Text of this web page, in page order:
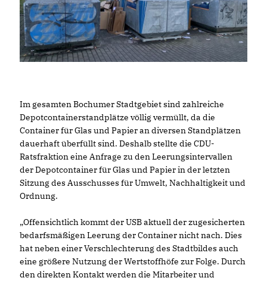
Im gesamten Bochumer Stadtgebiet sind zahlreiche
Depotcontainerstandplätze völlig vermüllt, da die
Container für Glas und Papier an diversen Standplätzen
dauerhaft überfüllt sind. Deshalb stellte die CDU-
Ratsfraktion eine Anfrage zu den Leerungsintervallen
der Depotcontainer für Glas und Papier in der letzten
Sitzung des Ausschusses für Umwelt, Nachhaltigkeit und
Ordnung.
Offensichtlich kommt der USB aktuell der zugesicherten
bedarfsmäßigen Leerung der Container nicht nach. Dies
hat neben einer Verschlechterung des Stadtbildes auch
eine größere Nutzung der Wertstoffhöfe zur Folge. Durch
den direkten Kontakt werden die Mitarbeiter und